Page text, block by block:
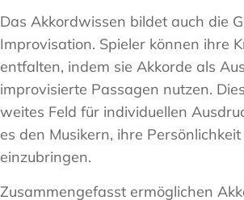
Das Akkordwissen bildet auch die
Improvisation. Spieler können ihre
entfalten, indem sie Akkorde als
improvisierte Passagen nutzen.
weites Feld für individuellen
es den Musikern, ihre
einzubringen.
Zusammengefasst ermöglichen